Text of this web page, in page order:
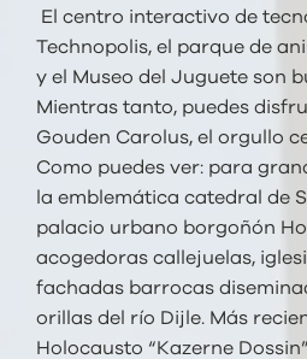
El centro interactivo de
Technopolis, el parque de
y el Museo del Juguete son
Mientras tanto, puedes
Gouden Carolus, el orgullo
Como puedes ver: para
la emblemática catedral de
palacio urbano borgoñón
acogedoras callejuelas,
fachadas barrocas
orillas del río Dijle. Más
Holocausto “Kazerne